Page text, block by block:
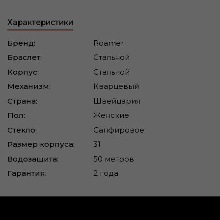
Характеристики
Бренд:
Roamer
Браслет:
Стальной
Корпус:
Стальной
Механизм:
Кварцевый
Страна:
Швейцария
Пол:
Женские
Стекло:
Сапфировое
Размер корпуса:
31
Водозащита:
50 метров
Гарантия:
2 года